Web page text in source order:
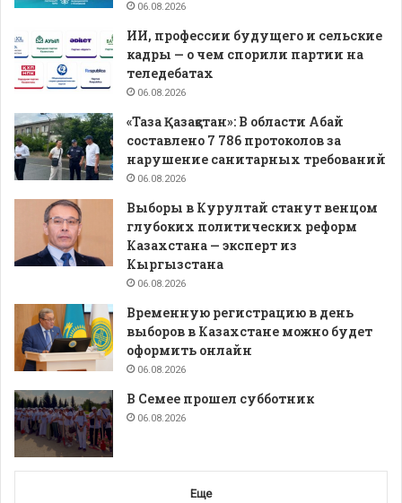
06.08.2026
ИИ, профессии будущего и сельские
кадры — о чем спорили партии на
теледебатах
06.08.2026
«Таза Қазақстан»: В области Абай
составлено 7 786 протоколов за
нарушение санитарных требований
06.08.2026
Выборы в Курултай станут венцом
глубоких политических реформ
Казахстана — эксперт из
Кыргызстана
06.08.2026
Временную регистрацию в день
выборов в Казахстане можно будет
оформить онлайн
06.08.2026
В Семее прошел субботник
06.08.2026
Еще